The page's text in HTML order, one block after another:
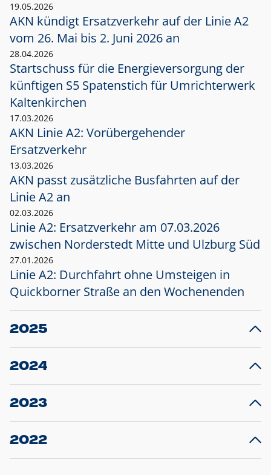
19.05.2026
AKN kündigt Ersatzverkehr auf der Linie A2
vom 26. Mai bis 2. Juni 2026 an
28.04.2026
Startschuss für die Energieversorgung der
künftigen S5 Spatenstich für Umrichterwerk
Kaltenkirchen
17.03.2026
AKN Linie A2: Vorübergehender
Ersatzverkehr
13.03.2026
AKN passt zusätzliche Busfahrten auf der
Linie A2 an
02.03.2026
Linie A2: Ersatzverkehr am 07.03.2026
zwischen Norderstedt Mitte und Ulzburg Süd
27.01.2026
Linie A2: Durchfahrt ohne Umsteigen in
Quickborner Straße an den Wochenenden
2025
23.12.2025
Projekt S5: Start der Bauarbeiten am
2024
10.12.2024
Großprojekt S5: Sperrung der Bahnstraße in
2023
20.12.2023
Schleswig-Holstein verlängert den
2022
22.12.2022